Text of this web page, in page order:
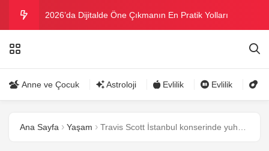
2026’da Dijitalde Öne Çıkmanın En Pratik Yolları
Danla Bilic ile Reynmen Miami’de tatilde
Anne ve Çocuk Astroloji Evlilik Evlilik
Ana Sayfa Yaşam